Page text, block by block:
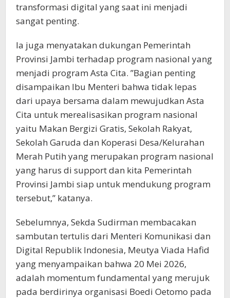
transformasi digital yang saat ini menjadi
sangat penting.
Ia juga menyatakan dukungan Pemerintah
Provinsi Jambi terhadap program nasional yang
menjadi program Asta Cita. ”Bagian penting
disampaikan Ibu Menteri bahwa tidak lepas
dari upaya bersama dalam mewujudkan Asta
Cita untuk merealisasikan program nasional
yaitu Makan Bergizi Gratis, Sekolah Rakyat,
Sekolah Garuda dan Koperasi Desa/Kelurahan
Merah Putih yang merupakan program nasional
yang harus di support dan kita Pemerintah
Provinsi Jambi siap untuk mendukung program
tersebut,” katanya.
Sebelumnya, Sekda Sudirman membacakan
sambutan tertulis dari Menteri Komunikasi dan
Digital Republik Indonesia, Meutya Viada Hafid
yang menyampaikan bahwa 20 Mei 2026,
adalah momentum fundamental yang merujuk
pada berdirinya organisasi Boedi Oetomo pada